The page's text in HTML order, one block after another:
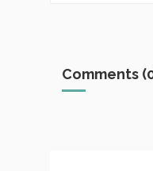
Comments